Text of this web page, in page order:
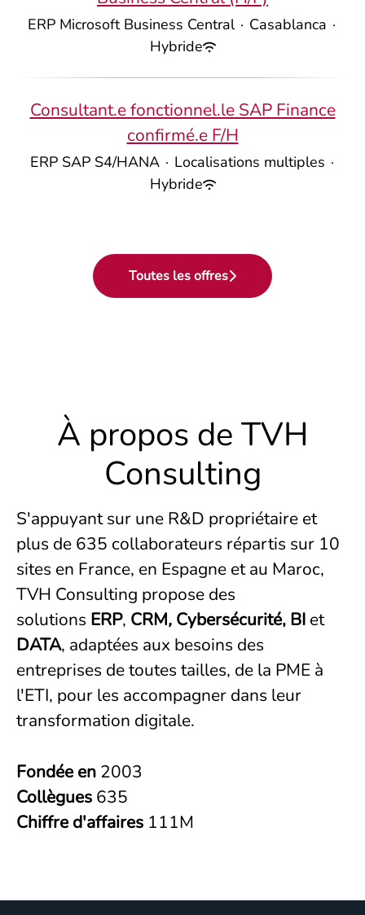
ERP Microsoft Business Central · Casablanca ·
Hybride
Consultant.e fonctionnel.le SAP Finance
confirmé.e F/H
ERP SAP S4/HANA · Localisations multiples ·
Hybride
Toutes les offres
À propos de TVH
Consulting
S'appuyant sur une R&D propriétaire et
plus de 635 collaborateurs répartis sur 10
sites en France, en Espagne et au Maroc,
TVH Consulting propose des
solutions ERP, CRM, Cybersécurité, BI et
DATA, adaptées aux besoins des
entreprises de toutes tailles, de la PME à
l'ETI, pour les accompagner dans leur
transformation digitale.
Fondée en 2003
Collègues 635
Chiffre d'affaires 111M